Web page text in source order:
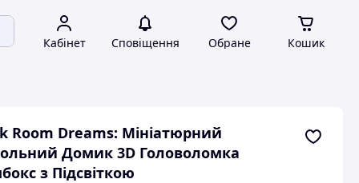
Кабінет Сповіщення Обране Кошик
Room Dreams: Мініатюрний
Домик 3D Головоломка
з Підсвіткою